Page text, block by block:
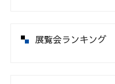
展覧会ランキング